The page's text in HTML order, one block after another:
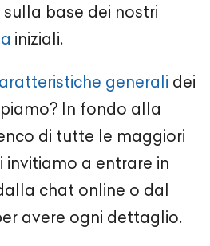
base dei nostri
iniziali.
generali dei
In fondo alla
di tutte le maggiori
invitiamo a entrare in
chat online o dal
avere ogni dettaglio.